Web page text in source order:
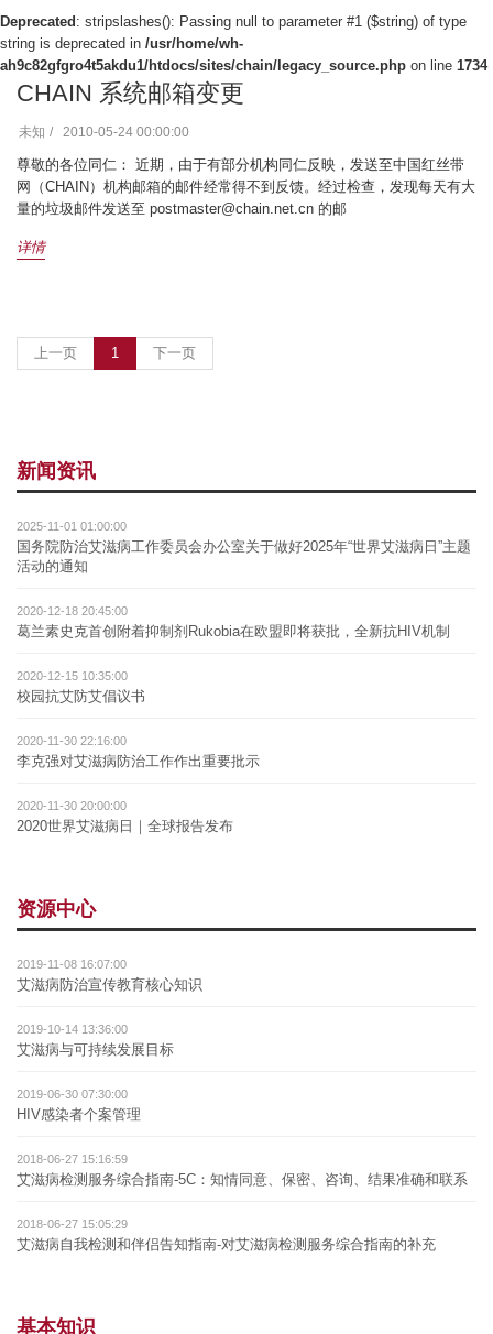
Deprecated : stripslashes(): Passing null to parameter #1 ($string) of type
string is deprecated in /usr/home/wh-
ah9c82gfgro4t5akdu1/htdocs/sites/chain/legacy_source.php on line 1734
CHAIN 系统邮箱变更
未知 2010-05-24 00:00:00
尊敬的各位同仁： 近期，由于有部分机构同仁反映，发送至中国红丝带
网（CHAIN）机构邮箱的邮件经常得不到反馈。经过检查，发现每天有大
量的垃圾邮件发送至 postmaster@chain.net.cn 的邮
详情
上一页 1 (current)下一页
新闻资讯
2025-11-01 01:00:00
国务院防治艾滋病工作委员会办公室关于做好2025年“世界艾滋病日”主题
活动的通知
2020-12-18 20:45:00
葛兰素史克首创附着抑制剂Rukobia在欧盟即将获批，全新抗HIV机制
2020-12-15 10:35:00
校园抗艾防艾倡议书
2020-11-30 22:16:00
李克强对艾滋病防治工作作出重要批示
2020-11-30 20:00:00
2020世界艾滋病日｜全球报告发布
资源中心
2019-11-08 16:07:00
艾滋病防治宣传教育核心知识
2019-10-14 13:36:00
艾滋病与可持续发展目标
2019-06-30 07:30:00
HIV感染者个案管理
2018-06-27 15:16:59
艾滋病检测服务综合指南-5C：知情同意、保密、咨询、结果准确和联系
2018-06-27 15:05:29
艾滋病自我检测和伴侣告知指南-对艾滋病检测服务综合指南的补充
基本知识